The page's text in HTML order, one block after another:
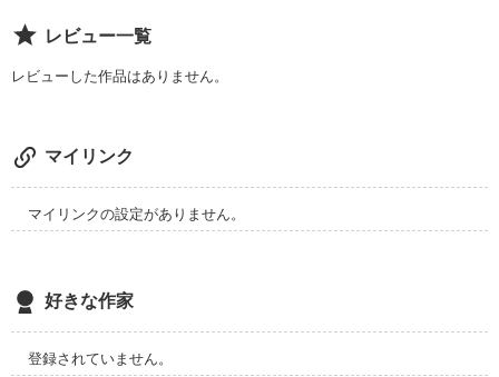
レビュー一覧
レビューした作品はありません。
マイリンク
マイリンクの設定がありません。
好きな作家
登録されていません。